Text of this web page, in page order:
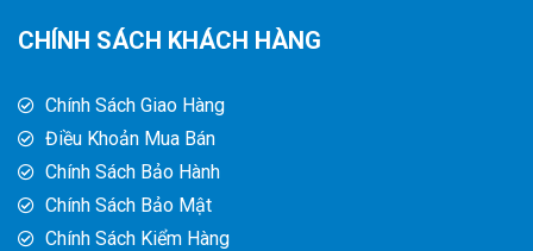
CHÍNH SÁCH KHÁCH HÀNG
Chính Sách Giao Hàng
Điều Khoản Mua Bán
Chính Sách Bảo Hành
Chính Sách Bảo Mật
Chính Sách Kiểm Hàng